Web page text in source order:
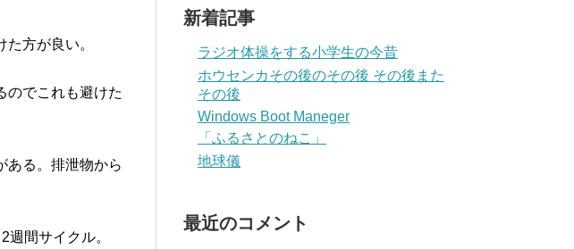
方が良い。
のでこれも避けた
ある。排泄物から
間サイクル。
新着記事
ラジオ体操をする小学生の今昔
ホウセンカその後のその後 その後また
その後
Windows Boot Maneger
「ふるさとのねこ」
地球儀
最近のコメント